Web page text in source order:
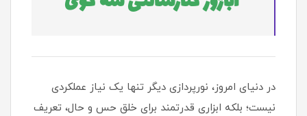
در دنیای امروز، نورپردازی دیگر تنها یک نیاز عملکردی
نیست؛ بلکه ابزاری قدرتمند برای خلق حس و حال، تعریف